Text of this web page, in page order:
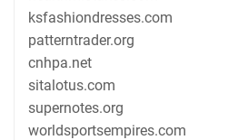
ksfashiondresses.com
patterntrader.org
cnhpa.net
sitalotus.com
supernotes.org
worldsportsempires.com